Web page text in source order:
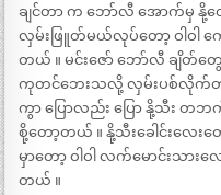
ချင်တာ က ဘော်လီ အောက်မှ နို့
လှမ်းဖြူတ်မယ်လုပ်တော့ ဝါဝါ က
တယ် ။ မင်းဇော် ဘော်လီ ချိတ်
ကုတင်ဘေးသလို့ လှမ်းပစ်လိုက်တ
ကွာ ပြောလည်း ပြော နို့သီး
စို့တော့တယ် ။ နို့သီးခေါင်းလေး
မှာတော့ ဝါဝါ လက်မောင်းသား
တယ် ။